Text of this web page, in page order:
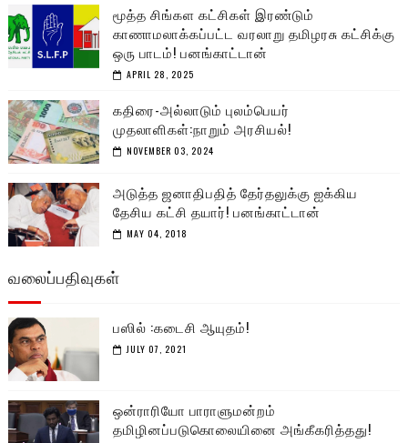
மூத்த சிங்கள கட்சிகள் இரண்டும்
காணாமலாக்கப்பட்ட வரலாறு தமிழரசு கட்சிக்கு
ஒரு பாடம்! பனங்காட்டான்
APRIL 28, 2025
கதிரை-அல்லாடும் புலம்பெயர்
முதலாளிகள்:நாறும் அரசியல்!
NOVEMBER 03, 2024
அடுத்த ஜனாதிபதித் தேர்தலுக்கு ஐக்கிய
தேசிய கட்சி தயார்! பனங்காட்டான்
MAY 04, 2018
வலைப்பதிவுகள்
பஸில் :கடைசி ஆயுதம்!
JULY 07, 2021
ஒன்ராரியோ பாராளுமன்றம்
தமிழினப்படுகொலையினை அங்கீகரித்தது!